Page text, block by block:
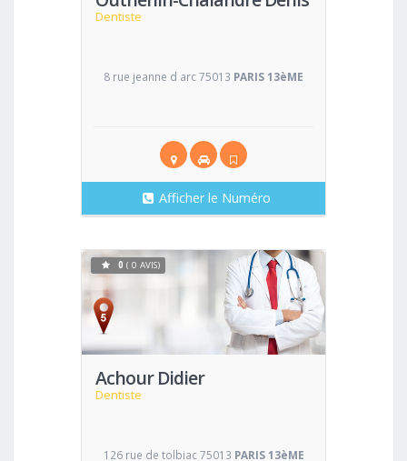
Dentiste
8 rue jeanne d arc 75013 PARIS 13èME
Afficher le Numéro
Achour Didier
Dentiste
Voir
0 ( 0 AVIS)
126 rue de tolbiac 75013 PARIS 13èME